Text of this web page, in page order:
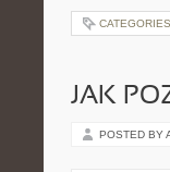
JAK
POSTED BY